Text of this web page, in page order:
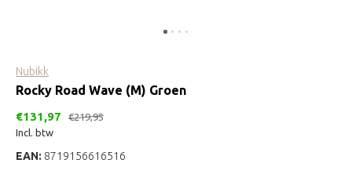
Nubikk
Rocky Road Wave (M) Groen
€131,97
€219,95
Incl. btw
EAN: 8719156616516